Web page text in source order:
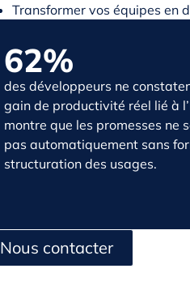
Transformer vos équipes en
62%
des développeurs ne
gain de productivité réel lié à
montre que les promesses ne
pas automatiquement sans
structuration des usages.
Nous contacter